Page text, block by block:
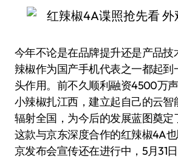
今年不论是在品牌提升还是产品技
辣椒作为国产手机代表之一都起到
头作用。前不久顺利融资4500万
小辣椒扎江西，建立起自己的云智
辐射全国，为今后的发展蓝图奠定
这款与京东深度合作的红辣椒4A
京发布会宣传还在进行中，5月31日